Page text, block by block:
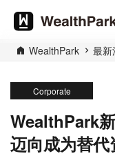
WealthPark 最新
Corporate
WealthPark
迈向成为替